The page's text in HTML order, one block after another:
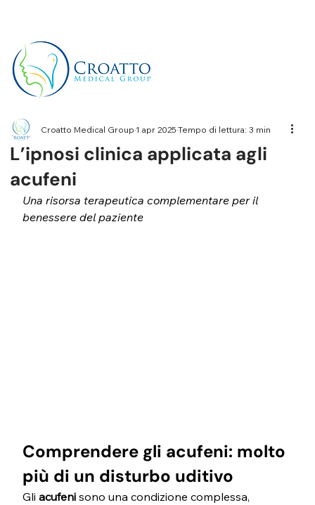
L’ipnosi clinica applicata agli
acufeni
Croatto Medical Group1 apr 2025Tempo di lettura: 3 min
Una risorsa terapeutica complementare per il
benessere del paziente
Comprendere gli acufeni: molto
più di un disturbo uditivo
Gli acufeni sono una condizione complessa,